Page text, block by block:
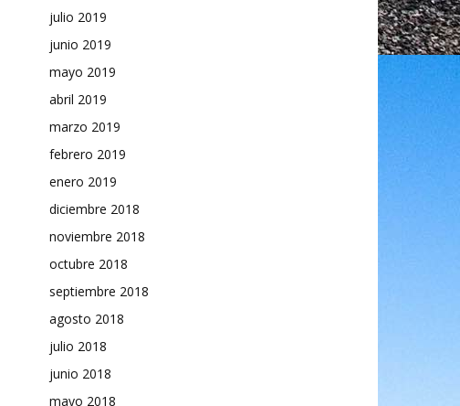
julio 2019
junio 2019
mayo 2019
abril 2019
marzo 2019
febrero 2019
enero 2019
diciembre 2018
noviembre 2018
octubre 2018
septiembre 2018
agosto 2018
julio 2018
junio 2018
mayo 2018